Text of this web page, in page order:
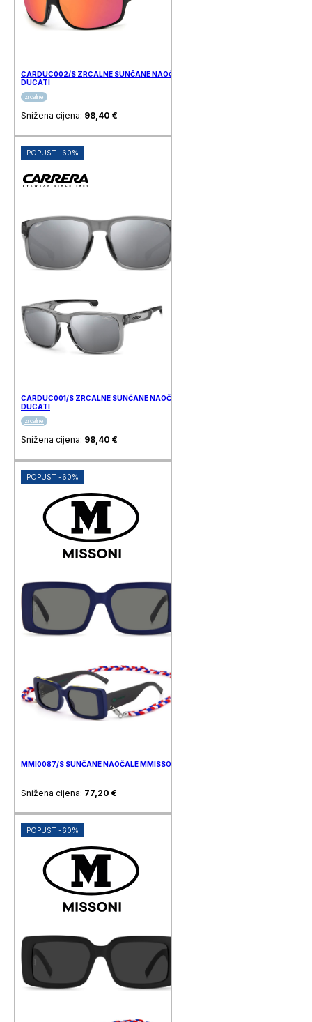
CARDUC002/S ZRCALNE SUNČANE NAOČALE CARRERA
DUCATI
zrcalne
Snižena cijena: 98,40 €
POPUST -60%
CARDUC001/S ZRCALNE SUNČANE NAOČALE CARRERA
DUCATI
zrcalne
Snižena cijena: 98,40 €
POPUST -60%
MMI0087/S SUNČANE NAOČALE MMISSONI
Snižena cijena: 77,20 €
POPUST -60%